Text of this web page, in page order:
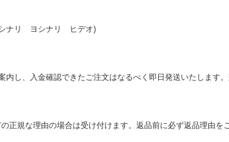
ナリ ヨシナリ ヒデオ)
内し、入金確認できたご注文はなるべく即日発送いたします
正規な理由の場合は受け付けます。返品前に必ず返品理由を